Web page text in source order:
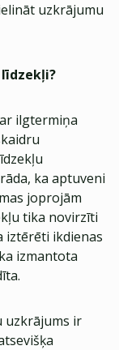
uzkrājumu
ilgtermiņa
ka aptuveni
joprojām
tika novirzīti
iztērēti ikdienas
izmantota
uzkrājums ir